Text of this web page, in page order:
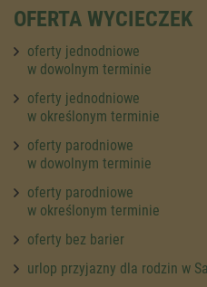
OFERTA WYCIECZEK
oferty jednodniowe
w dowolnym terminie
oferty jednodniowe
w określonym terminie
oferty parodniowe
w dowolnym terminie
oferty parodniowe
w określonym terminie
oferty bez barier
urlop przyjazny dla rodzin w